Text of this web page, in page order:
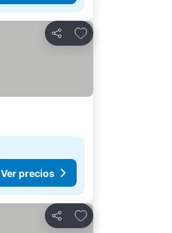
Compartir
Agregar a favoritos
Ver precios
Compartir
Agregar a favoritos